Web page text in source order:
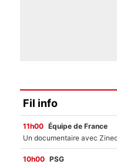
Fil info
11h00 Équipe de France
10h00 PSG